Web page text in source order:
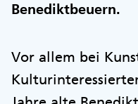
Benediktbeuern.
Vor allem bei